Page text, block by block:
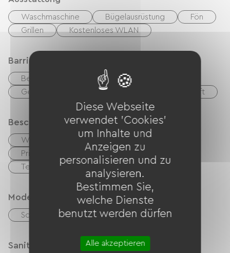
Waschmaschine Bügelausrüstung
Fön
Grillen
Kostenloses WLAN
Barrierefreiheit
Behindertengerechte Toiletten
Geeigneter Parkplatz
Geeignete Unterkunft
Beschreibung
Wohnzimmer / Aufenthaltsraum
Privates, umzäuntes Gelände
Terrasse
Modes de paiement
Schecks Bargeld
Sanitäranlagen
Diese Webseite
verwendet 'Cookies'
um Inhalte und
Anzeigen zu
personalisieren und zu
analysieren.
Bestimmen Sie,
welche Dienste
benutzt werden dürfen
Alle akzeptieren